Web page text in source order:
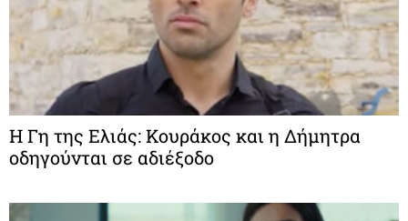
Η Γη της Ελιάς: Κουράκος και η Δήμητρα
οδηγούνται σε αδιέξοδο